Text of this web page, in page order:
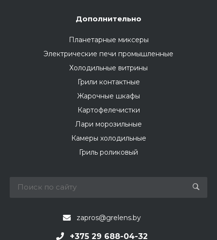
Дополнительно
Планетарные миксеры
Электрические печи промышленные
Холодильные витрины
Грили контактные
Жарочные шкафы
Картофелечистки
Лари морозильные
Камеры холодильные
Гриль роликовый
zapros@grelens.by
+375 29 688-04-32